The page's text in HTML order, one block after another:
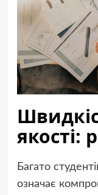
якості:
Багато
означає